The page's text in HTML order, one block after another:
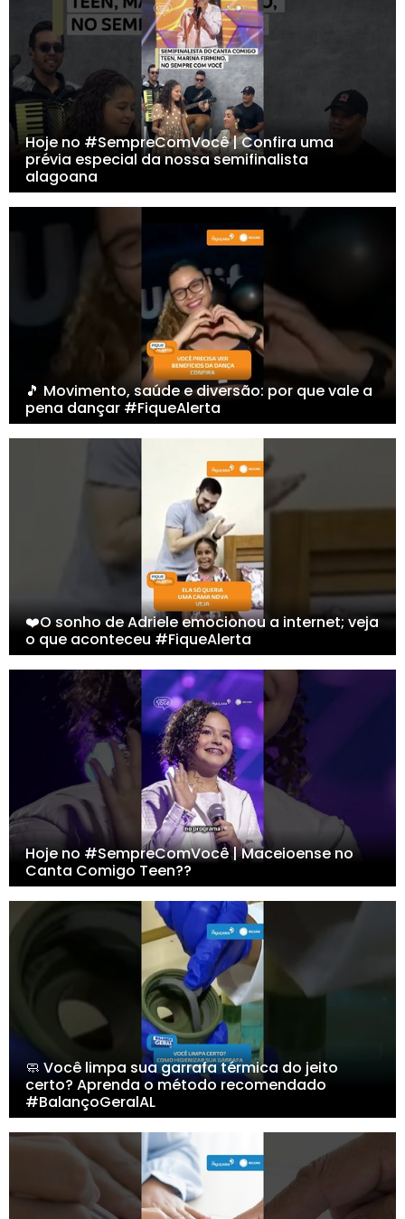
Hoje no #SempreComVocê | Confira uma
prévia especial da nossa semifinalista
alagoana
🎵 Movimento, saúde e diversão: por que vale a
pena dançar #FiqueAlerta
❤️O sonho de Adriele emocionou a internet; veja
o que aconteceu #FiqueAlerta
Hoje no #SempreComVocê | Maceioense no
Canta Comigo Teen??
🧼 Você limpa sua garrafa térmica do jeito
certo? Aprenda o método recomendado
#BalançoGeralAL